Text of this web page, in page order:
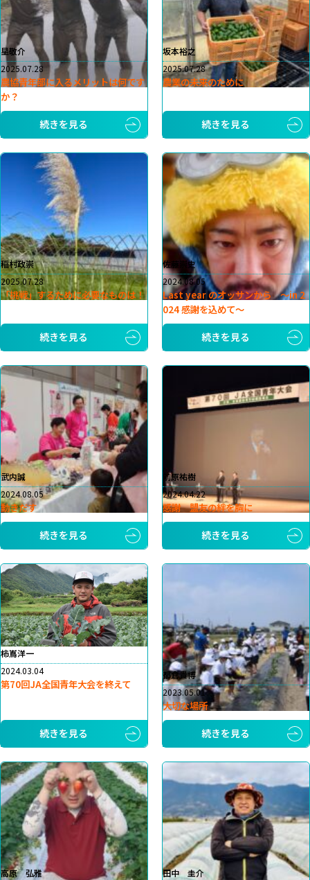
星敬介
2025.07.28
農協青年部に入るメリットは何です
か？
続きを見る
坂本裕之
2025.07.28
農業の未来のために
続きを見る
稲村政崇
2025.07.28
「挑戦」するために必要なものは！
続きを見る
佐藤崇史
2024.08.05
Last year のオッサンから 〜in 2
024 感謝を込めて〜
続きを見る
武内誠
2024.08.05
動きだす
続きを見る
前原祐樹
2024.04.22
感謝 盟友の絆を胸に
続きを見る
柿嶌洋一
2024.03.04
第70回JA全国青年大会を終えて
続きを見る
都倉貴博
2023.05.01
大切な場所
続きを見る
高原 弘雅 田中 圭介